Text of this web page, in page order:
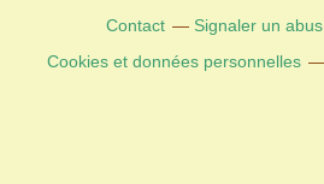
Contact
Signaler un abus
Cookies et données personnelles